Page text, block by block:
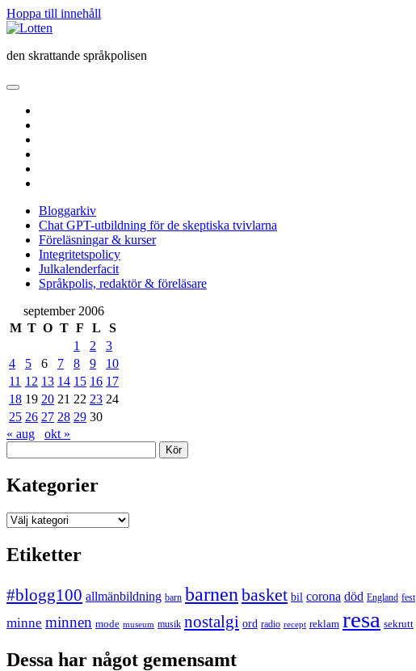
Hoppa till innehåll
Lotten
den skrattande språkpolisen
öppna
meny
Bloggarkiv
Chat GPT-utbildning för de skeptiska tvivlarna
Föreläsningar & kurser
Integritetspolicy
Julkalenderfacit
Språkpolis, redaktör & föreläsare
Sidopanel
september 2006
M T O T F L
S
1
2
3
4
5 6 7 8 9
10
11 12 13 14 15 16 17
18 19 20 21 22 23 24
25 26 27 28 29 30
« aug
okt »
Kategorier
Kategorier
Etiketter
#blogg100 allmänbildning barn barnen basket bil corona död England fest
minne minnen mode museum musik nostalgi ord radio recept reklam resa sekrutt
Dessa har något gemensamt